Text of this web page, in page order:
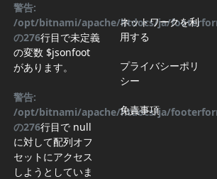
警告:
/opt/bitnami/apache/htdocs/ja/
の276行目で未定義
の変数 $jsonfoot
があります。
警告:
/opt/bitnami/apache/htdocs/ja/
の276行目で null
に対して配列オフ
セットにアクセス
しようとしていま
ネットワークを利
用する
プライバシーポリ
シー
免責事項